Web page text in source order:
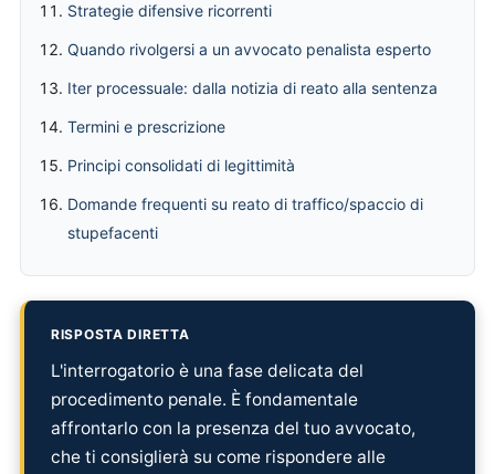
Strategie difensive ricorrenti
Quando rivolgersi a un avvocato penalista esperto
Iter processuale: dalla notizia di reato alla sentenza
Termini e prescrizione
Principi consolidati di legittimità
Domande frequenti su reato di traffico/spaccio di
stupefacenti
RISPOSTA DIRETTA
L'interrogatorio è una fase delicata del
procedimento penale. È fondamentale
affrontarlo con la presenza del tuo avvocato,
che ti consiglierà su come rispondere alle